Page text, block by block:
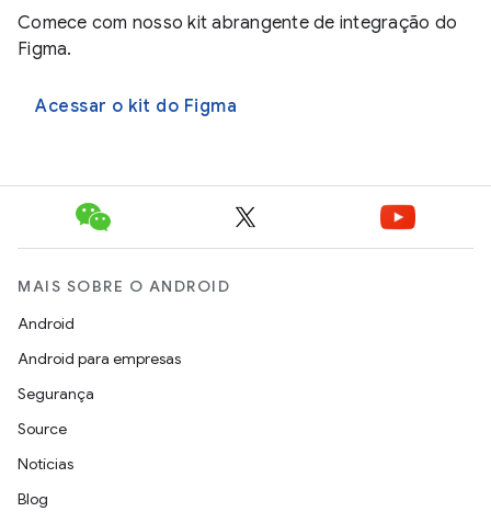
Comece com nosso kit abrangente de integração do
Figma.
Acessar o kit do Figma
MAIS SOBRE O ANDROID
Android
Android para empresas
Segurança
Source
Notícias
Blog